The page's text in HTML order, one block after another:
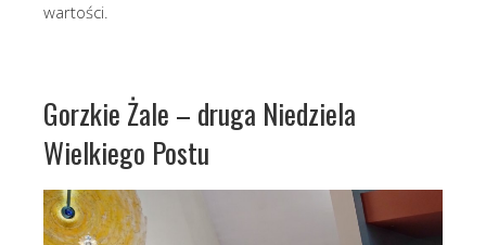
wartości.
Gorzkie Żale – druga Niedziela
Wielkiego Postu